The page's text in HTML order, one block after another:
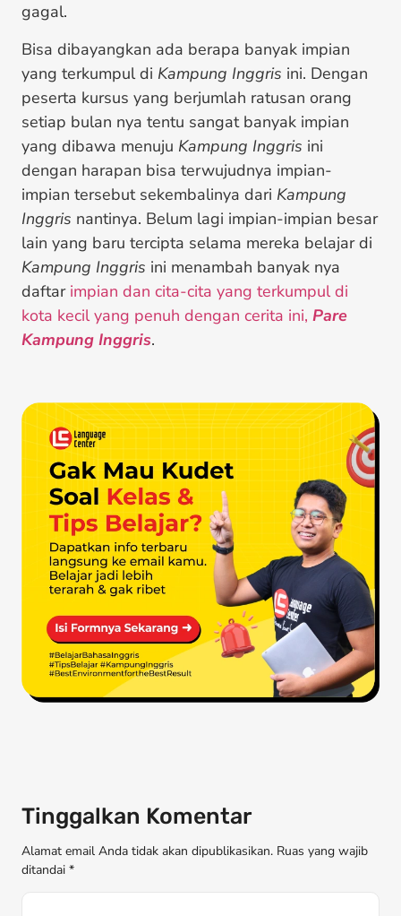
gagal.
Bisa dibayangkan ada berapa banyak impian
yang terkumpul di Kampung Inggris ini. Dengan
peserta kursus yang berjumlah ratusan orang
setiap bulan nya tentu sangat banyak impian
yang dibawa menuju Kampung Inggris ini
dengan harapan bisa terwujudnya impian-
impian tersebut sekembalinya dari Kampung
Inggris nantinya. Belum lagi impian-impian besar
lain yang baru tercipta selama mereka belajar di
Kampung Inggris ini menambah banyak nya
daftar impian dan cita-cita yang terkumpul di
kota kecil yang penuh dengan cerita ini, Pare
Kampung Inggris.
Tinggalkan Komentar
Alamat email Anda tidak akan dipublikasikan. Ruas yang wajib
ditandai *